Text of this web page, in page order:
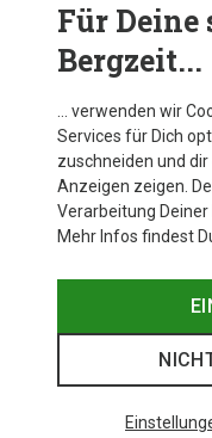
Für Deine
Bergzeit...
… verwenden wir
Services für Dich
zuschneiden und
Anzeigen zeigen.
Verarbeitung Deiner
Mehr Infos findest